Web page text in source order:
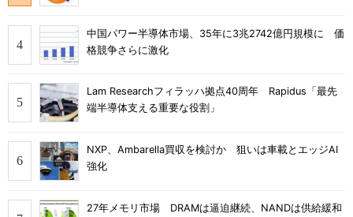
中国パワー半導体市場、35年に3兆2742億円規模に 価
格競争さらに激化
Lam Researchフィラッハ拠点40周年 Rapidus「最先
端半導体支える重要な役割」
NXP、Ambarella買収を検討か 狙いは車載とエッジAI
強化
27年メモリ市場 DRAMは逼迫継続、NANDは供給緩和